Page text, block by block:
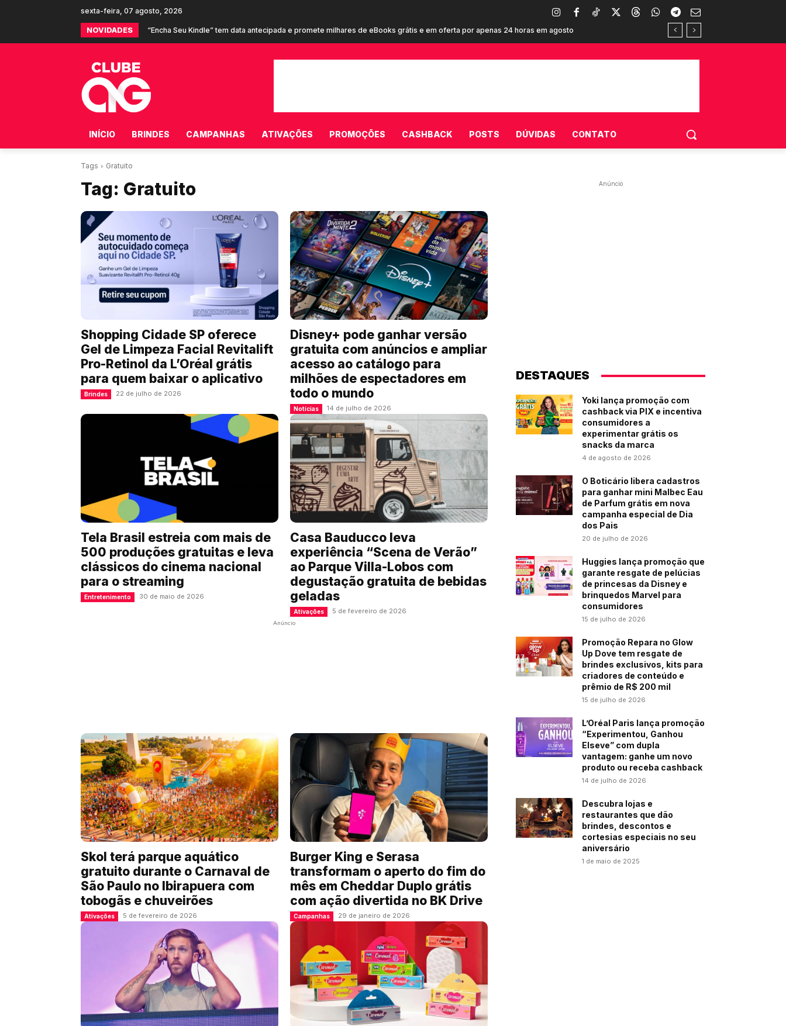
sexta-feira, 07 agosto, 2026
NOVIDADES “Encha Seu Kindle” tem data antecipada e promete milhares de eBooks grátis e em oferta por apenas 24 horas em agosto
Shopee e Burger King oferecem cupom de R$ 20 em campanha inédita estrelada por Terry Crews para consumidores brasileiros
INÍCIO BRINDES CAMPANHAS ATIVAÇÕES PROMOÇÕES CASHBACK POSTS DÚVIDAS CONTATO
Tags Gratuito
Tag: Gratuito
Shopping Cidade SP oferece
Gel de Limpeza Facial Revitalift
Pro-Retinol da L’Oréal grátis
para quem baixar o aplicativo
Brindes 22 de julho de 2026
Disney+ pode ganhar versão
gratuita com anúncios e ampliar
acesso ao catálogo para
milhões de espectadores em
todo o mundo
Notícias 14 de julho de 2026
Tela Brasil estreia com mais de
500 produções gratuitas e leva
clássicos do cinema nacional
para o streaming
Entretenimento 30 de maio de 2026
Casa Bauducco leva
experiência “Scena de Verão”
ao Parque Villa-Lobos com
degustação gratuita de bebidas
geladas
Ativações 5 de fevereiro de 2026
Anúncio
Skol terá parque aquático
gratuito durante o Carnaval de
São Paulo no Ibirapuera com
tobogãs e chuveirões
Ativações 5 de fevereiro de 2026
Burger King e Serasa
transformam o aperto do fim do
mês em Cheddar Duplo grátis
com ação divertida no BK Drive
Campanhas 29 de janeiro de 2026
Anúncio
DESTAQUES
Yoki lança promoção com
cashback via PIX e incentiva
consumidores a
experimentar grátis os
snacks da marca
4 de agosto de 2026
O Boticário libera cadastros
para ganhar mini Malbec Eau
de Parfum grátis em nova
campanha especial de Dia
dos Pais
20 de julho de 2026
Huggies lança promoção que
garante resgate de pelúcias
de princesas da Disney e
brinquedos Marvel para
consumidores
15 de julho de 2026
Promoção Repara no Glow
Up Dove tem resgate de
brindes exclusivos, kits para
criadores de conteúdo e
prêmio de R$ 200 mil
15 de julho de 2026
L’Oréal Paris lança promoção
“Experimentou, Ganhou
Elseve” com dupla
vantagem: ganhe um novo
produto ou receba cashback
14 de julho de 2026
Descubra lojas e
restaurantes que dão
brindes, descontos e
cortesias especiais no seu
aniversário
1 de maio de 2025